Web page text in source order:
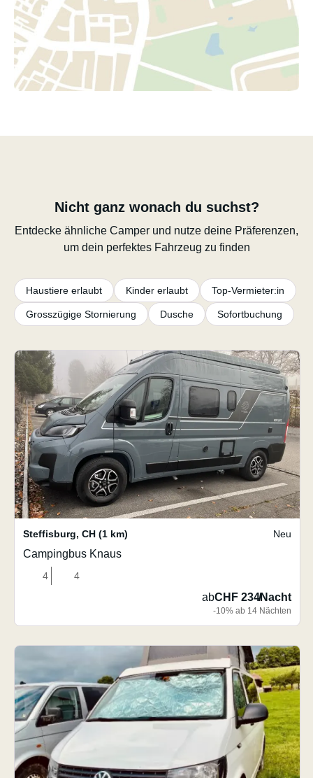
Nicht ganz wonach du suchst?
Entdecke ähnliche Camper und nutze deine Präferenzen,
um dein perfektes Fahrzeug zu finden
Haustiere erlaubt Kinder erlaubt Top-Vermieter:in
Grosszügige Stornierung Dusche Sofortbuchung
Steffisburg, CH (1 km) Neu
Campingbus Knaus
4 4
abCHF 234/Nacht
-10% ab 14 Nächten